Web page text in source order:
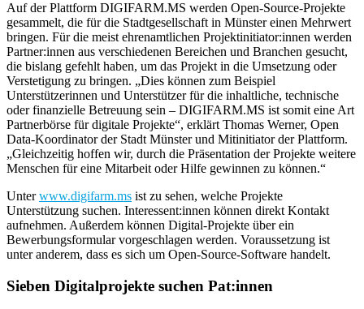
Auf der Plattform DIGIFARM.MS werden Open-Source-Projekte
gesammelt, die für die Stadtgesellschaft in Münster einen Mehrwert
bringen. Für die meist ehrenamtlichen Projektinitiator:innen werden
Partner:innen aus verschiedenen Bereichen und Branchen gesucht,
die bislang gefehlt haben, um das Projekt in die Umsetzung oder
Verstetigung zu bringen. „Dies können zum Beispiel
Unterstützerinnen und Unterstützer für die inhaltliche, technische
oder finanzielle Betreuung sein – DIGIFARM.MS ist somit eine Art
Partnerbörse für digitale Projekte“, erklärt Thomas Werner, Open
Data-Koordinator der Stadt Münster und Mitinitiator der Plattform.
„Gleichzeitig hoffen wir, durch die Präsentation der Projekte weitere
Menschen für eine Mitarbeit oder Hilfe gewinnen zu können.“
Unterwww.digifarm.ms ist zu sehen, welche Projekte
Unterstützung suchen. Interessent:innen können direkt Kontakt
aufnehmen. Außerdem können Digital-Projekte über ein
Bewerbungsformular vorgeschlagen werden. Voraussetzung ist
unter anderem, dass es sich um Open-Source-Software handelt.
Sieben Digitalprojekte suchen Pat:innen